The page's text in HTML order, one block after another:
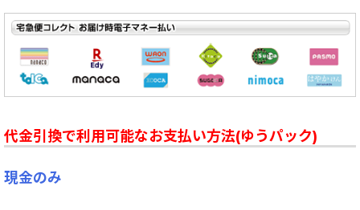
代金引換で利用可能なお支払い方法(ゆうパック)
現金のみ